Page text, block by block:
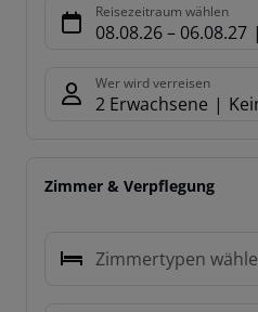
Reisezeitraum wählen
08.08.26– 06.08.27
Wer wird verreisen
2 Erwachsene
Zimmer & Verpflegung
Zimmertypen